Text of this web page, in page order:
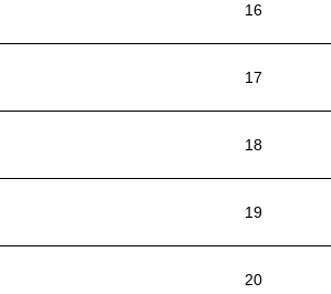
16
17
18
19
20